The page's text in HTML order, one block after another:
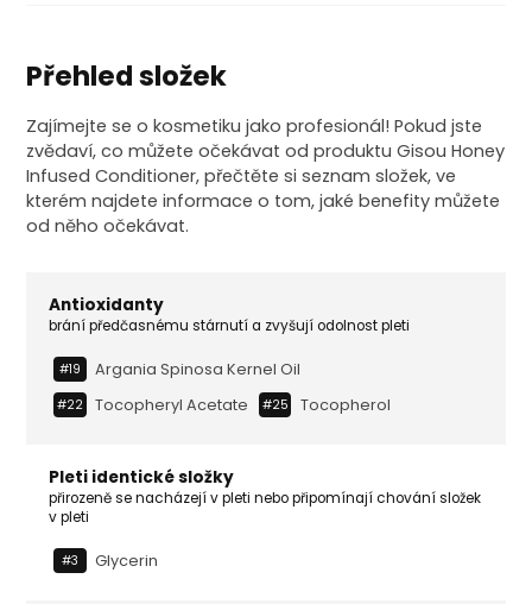
Přehled složek
Zajímejte se o kosmetiku jako profesionál! Pokud jste
zvědaví, co můžete očekávat od produktu Gisou Honey
Infused Conditioner, přečtěte si seznam složek, ve
kterém najdete informace o tom, jaké benefity můžete
od něho očekávat.
Antioxidanty
brání předčasnému stárnutí a zvyšují odolnost pleti
#19 Argania Spinosa Kernel Oil
#22 Tocopheryl Acetate #25 Tocopherol
Pleti identické složky
přirozeně se nacházejí v pleti nebo připomínají chování složek
v pleti
#3 Glycerin